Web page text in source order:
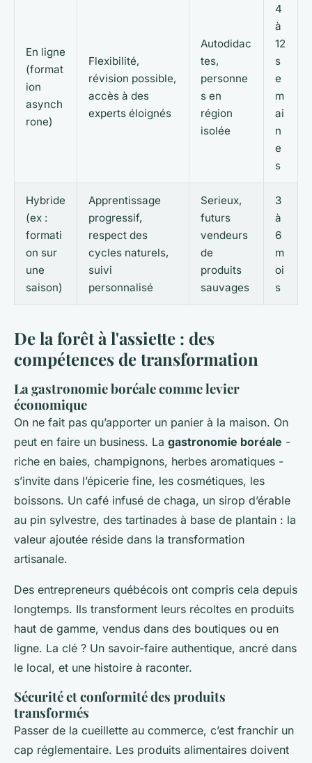
En ligne
(format
ion
asynch
rone)
Flexibilité,
révision possible,
accès à des
experts éloignés
Autodidac
tes,
personne
s en
région
isolée
4
à
12
s
e
m
ai
n
e
s
Hybride
(ex :
formati
on sur
une
saison)
Apprentissage
progressif,
respect des
cycles naturels,
suivi
personnalisé
Serieux,
futurs
vendeurs
de
produits
sauvages
3
à
6
m
oi
s
De la forêt à l'assiette : des
compétences de transformation
La gastronomie boréale comme levier
économique
On ne fait pas qu’apporter un panier à la maison. On
peut en faire un business. La gastronomie boréale -
riche en baies, champignons, herbes aromatiques -
s’invite dans l’épicerie fine, les cosmétiques, les
boissons. Un café infusé de chaga, un sirop d’érable
au pin sylvestre, des tartinades à base de plantain : la
valeur ajoutée réside dans la transformation
artisanale.
Des entrepreneurs québécois ont compris cela depuis
longtemps. Ils transforment leurs récoltes en produits
haut de gamme, vendus dans des boutiques ou en
ligne. La clé ? Un savoir-faire authentique, ancré dans
le local, et une histoire à raconter.
Sécurité et conformité des produits
transformés
Passer de la cueillette au commerce, c’est franchir un
cap réglementaire. Les produits alimentaires doivent